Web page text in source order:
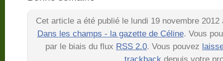
Cet article a été publié le lundi 19 novembre
Dans les champs - la gazette de Céline. Vous
par le biais du flux RSS 2.0. Vous pouvez
trackback depuis votre